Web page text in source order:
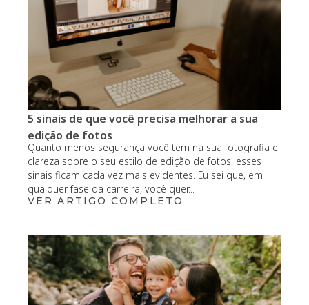
5 sinais de que você precisa melhorar a sua
edição de fotos
Quanto menos segurança você tem na sua fotografia e
clareza sobre o seu estilo de edição de fotos, esses
sinais ficam cada vez mais evidentes. Eu sei que, em
qualquer fase da carreira, você quer...
VER ARTIGO COMPLETO